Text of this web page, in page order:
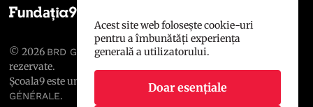
© 2026 BRD GROUPE SOCIÉTÉ GÉNÉRALE
rezervate.
Școala9 este un proiect susținut de
BRD GROUPE SOCIÉTÉ
GÉNÉRALE.
Acest site web folosește cookie-uri
pentru a îmbunătăți experiența
generală a utilizatorului.
Doar esențiale